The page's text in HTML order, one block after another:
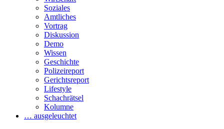
Soziales
Amtliches
Vortrag
Diskussion
Demo
Wissen
Geschichte
Polizeireport
Gerichtsreport
Lifestyle
Schachrätsel
Kolumne
… ausgeleuchtet